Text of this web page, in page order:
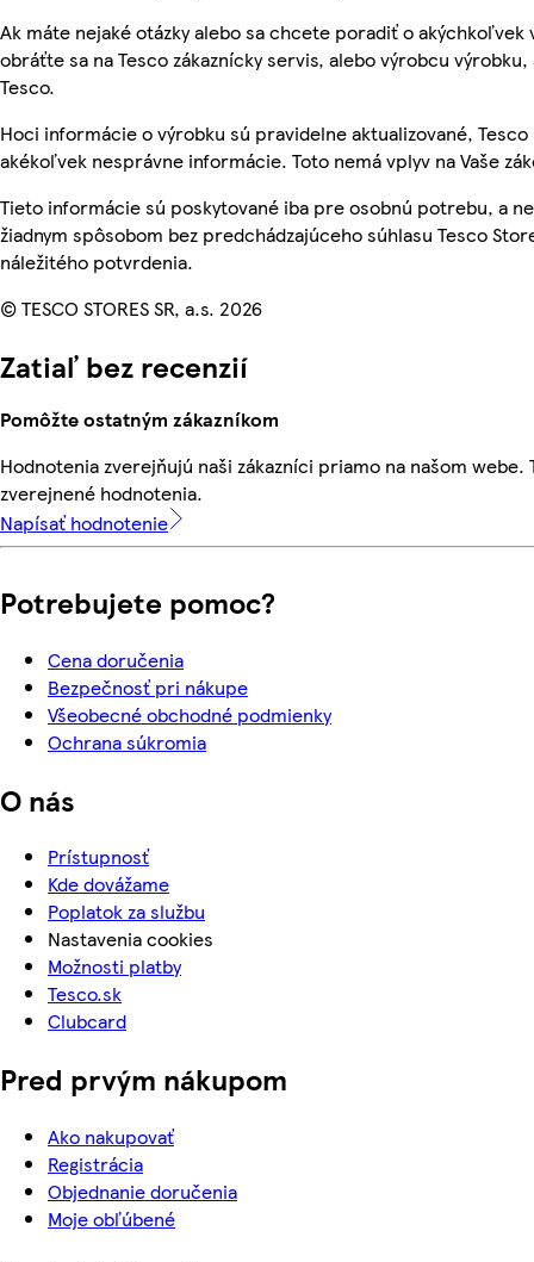
Ak máte nejaké otázky alebo sa chcete poradiť o akýchkoľvek
obráťte sa na Tesco zákaznícky servis, alebo výrobcu
Tesco.
Hoci informácie o výrobku sú pravidelne aktualizované,
akékoľvek nesprávne informácie. Toto nemá vplyv na Vaše
Tieto informácie sú poskytované iba pre osobnú potrebu, a
žiadnym spôsobom bez predchádzajúceho súhlasu Tesco
náležitého potvrdenia.
© TESCO STORES SR, a.s. 2026
Zatiaľ bez recenzií
Pomôžte ostatným zákazníkom
Hodnotenia zverejňujú naši zákazníci priamo na našom webe.
zverejnené hodnotenia.
Napísať hodnotenie
Potrebujete pomoc?
Cena doručenia
Bezpečnosť pri nákupe
Všeobecné obchodné podmienky
Ochrana súkromia
O nás
Prístupnosť
Kde dovážame
Poplatok za službu
Nastavenia cookies
Možnosti platby
Tesco.sk
Clubcard
Pred prvým nákupom
Ako nakupovať
Registrácia
Objednanie doručenia
Moje obľúbené